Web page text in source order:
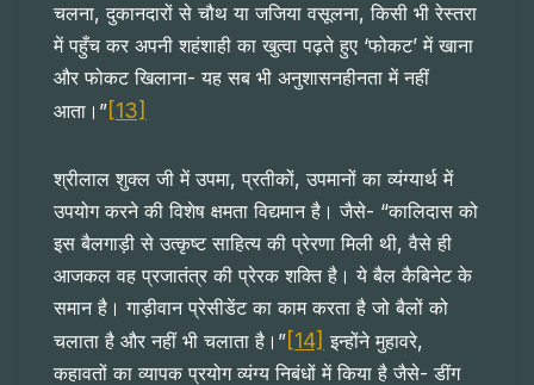
चलना, दुकानदारों से चौथ या जजिया वसूलना, किसी भी रेस्तरा
में पहुँच कर अपनी शहंशाही का खुत्वा पढ़ते हुए ‘फोकट’ में खाना
और फोकट खिलाना- यह सब भी अनुशासनहीनता में नहीं
आता।” [13]
श्रीलाल शुक्ल जी में उपमा, प्रतीकों, उपमानों का व्यंग्यार्थ में
उपयोग करने की विशेष क्षमता विद्यमान है। जैसे- “कालिदास को
इस बैलगाड़ी से उत्कृष्ट साहित्य की प्रेरणा मिली थी, वैसे ही
आजकल वह प्रजातंत्र की प्रेरक शक्ति है। ये बैल कैबिनेट के
समान है। गाड़ीवान प्रेसीडेंट का काम करता है जो बैलों को
चलाता है और नहीं भी चलाता है।” [14] इन्होंने मुहावरे,
कहावतों का व्यापक प्रयोग व्यंग्य निबंधों में किया है जैसे- डींग